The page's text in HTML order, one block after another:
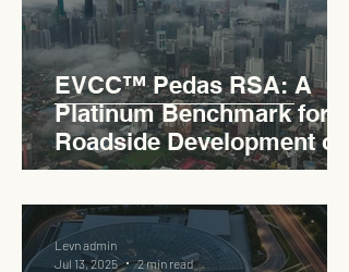
EVCC™ Pedas RSA: A
Platinum Benchmark for
Roadside Development on
the PLUS Expressway
Levn admin
Jul 13, 2025
2 min read